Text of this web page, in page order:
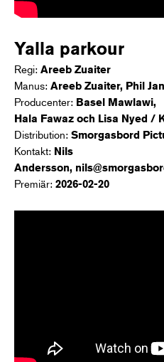
Yalla parkour
Regi: Areeb Zuaiter
Manus: Areeb Zuaiter, Phil
Producenter: Basel Mawlawi,
Hala Fawaz och Lisa Nyed /
Distribution: Smorgasbord
Kontakt: Nils
Andersson,
Premiär: 2026-02-20